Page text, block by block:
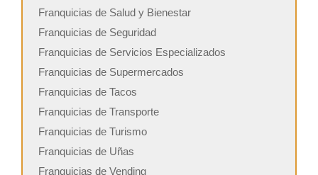
Franquicias de Salud y Bienestar
Franquicias de Seguridad
Franquicias de Servicios Especializados
Franquicias de Supermercados
Franquicias de Tacos
Franquicias de Transporte
Franquicias de Turismo
Franquicias de Uñas
Franquicias de Vending